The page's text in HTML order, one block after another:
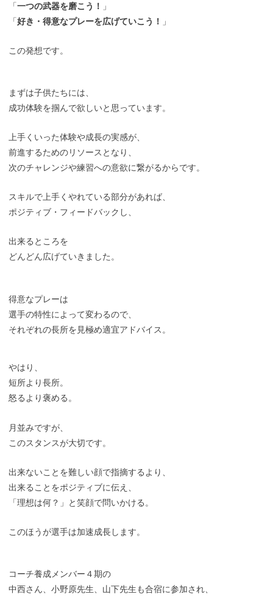
「一つの武器を磨こう！
」
「好き・得意なプレーを広げていこう！ 」
この発想です。
まずは子供たちには、
成功体験を掴んで欲しいと思っています。
上手くいった体験や成長の実感が、
前進するためのリソースとなり、
次のチャレンジや練習への意欲に繋がるからです。
スキルで上手くやれている部分があれば、
ポジティブ・フィードバックし、
出来るところを
どんどん広げていきました。
得意なプレーは
選手の特性によって変わるので、
それぞれの長所を見極め適宜アドバイス。
やはり、
短所より長所。
怒るより褒める。
月並みですが、
このスタンスが大切です。
出来ないことを難しい顔で指摘するより、
出来ることをポジティブに伝え、
「理想は何？」と笑顔で問いかける。
このほうが選手は加速成長します。
コーチ養成メンバー４期の
中西さん、小野原先生、山下先生も合宿に参加され、